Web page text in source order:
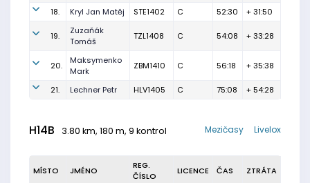
18. Kryl Jan Matěj STE1402 C 52:30 + 31:50
19.
Zuzaňák
Tomáš
TZL1408 C 54:08 + 33:28
20.
Maksymenko
Mark
ZBM1410 C 56:18 + 35:38
21. Lechner Petr HLV1405 C 75:08 + 54:28
H14B 3.80 km, 180 m, 9 kontrol Livelox
Mezičasy
MÍSTO JMÉNO
REG.
ČÍSLO
LICENCE ČAS ZTRÁTA